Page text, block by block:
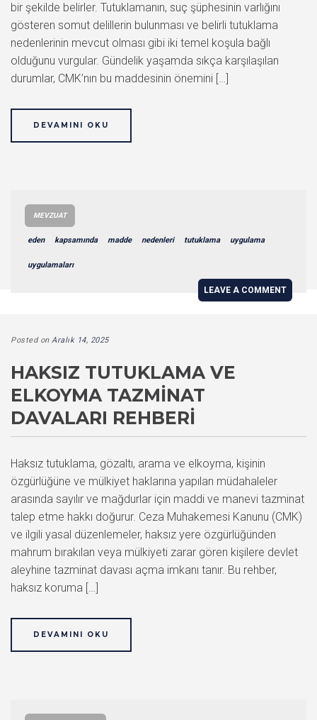
bir şekilde belirler. Tutuklamanın, suç şüphesinin varlığını
gösteren somut delillerin bulunması ve belirli tutuklama
nedenlerinin mevcut olması gibi iki temel koşula bağlı
olduğunu vurgular. Gündelik yaşamda sıkça karşılaşılan
durumlar, CMK’nın bu maddesinin önemini […]
DEVAMINI OKU
MEVZUAT
eden kapsamında madde nedenleri tutuklama uygulama
uygulamaları
LEAVE A COMMENT
Posted on Aralık 14, 2025
HAKSIZ TUTUKLAMA VE
ELKOYMA TAZMINAT
DAVALARI REHBERI
Haksız tutuklama, gözaltı, arama ve elkoyma, kişinin
özgürlüğüne ve mülkiyet haklarına yapılan müdahaleler
arasında sayılır ve mağdurlar için maddi ve manevi tazminat
talep etme hakkı doğurur. Ceza Muhakemesi Kanunu (CMK)
ve ilgili yasal düzenlemeler, haksız yere özgürlüğünden
mahrum bırakılan veya mülkiyeti zarar gören kişilere devlet
aleyhine tazminat davası açma imkanı tanır. Bu rehber,
haksız koruma […]
DEVAMINI OKU